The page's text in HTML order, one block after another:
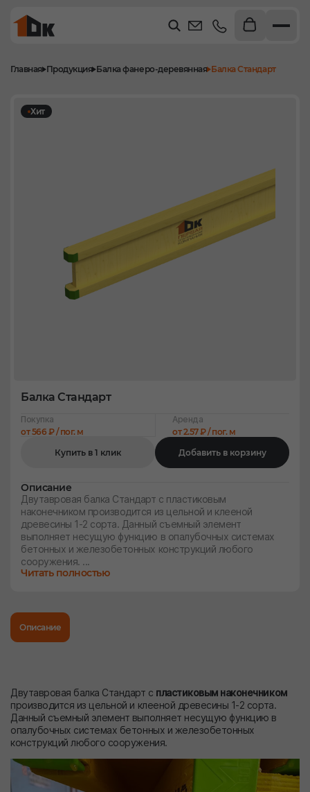
Главная Продукция Балка фанеро-деревянная Балка Стандарт
Хит
Балка Стандарт
Покупка
от 566 ₽ / пог. м
Аренда
от 2.57 ₽ / пог. м
Купить в 1 клик
Добавить в корзину
Описание
Двутавровая балка Стандарт с пластиковым
наконечником производится из цельной и клееной
древесины 1-2 сорта. Данный съемный элемент
выполняет несущую функцию в опалубочных системах
бетонных и железобетонных конструкций любого
сооружения. ...
Читать полностью
Описание
Двутавровая балка Стандарт с пластиковым наконечником
производится из цельной и клееной древесины 1-2 сорта.
Данный съемный элемент выполняет несущую функцию в
опалубочных системах бетонных и железобетонных
конструкций любого сооружения.